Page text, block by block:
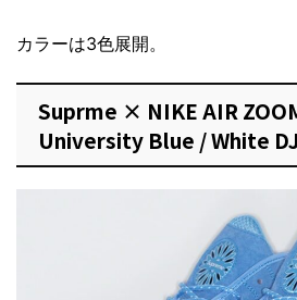
カラーは3色展開。
Suprme × NIKE AIR
University Blue / White